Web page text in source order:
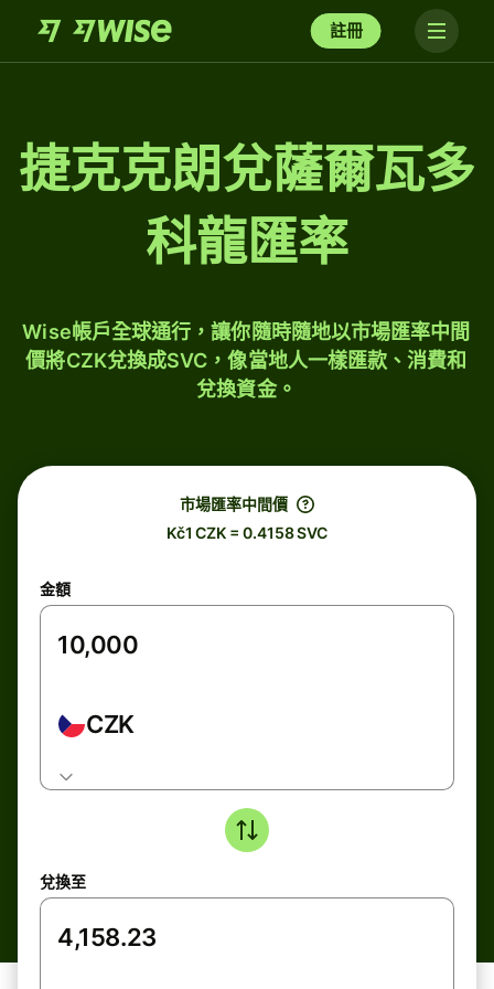
註冊
捷克克朗兌薩爾瓦多
科龍匯率
Wise帳戶全球通行，讓你隨時隨地以市場匯率中間
價將CZK兌換成SVC，像當地人一樣匯款、消費和
兌換資金。
市場匯率中間價
Kč1 CZK = 0.4158 SVC
金額
CZK
兌換至